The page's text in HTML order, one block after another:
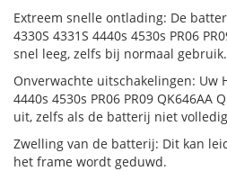
Extreem snelle ontlading: De
4330S 4331S 4440s 4530s PR06
snel leeg, zelfs bij normaal gebruik.
Onverwachte uitschakelingen: Uw
4440s 4530s PR06 PR09 QK646AA
uit, zelfs als de batterij niet
Zwelling van de batterij: Dit kan
het frame wordt geduwd.